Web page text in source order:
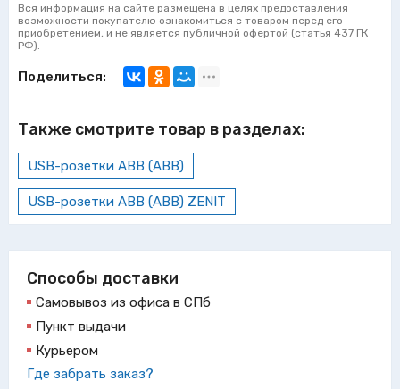
Вся информация на сайте размещена в целях предоставления
возможности покупателю ознакомиться с товаром перед его
приобретением, и не является публичной офертой (статья 437 ГК
РФ).
Поделиться:
Также смотрите товар в разделах:
USB-розетки ABB (АВВ)
USB-розетки ABB (АВВ) ZENIT
Способы доставки
Самовывоз из офиса в СПб
Пункт выдачи
Курьером
Где забрать заказ?